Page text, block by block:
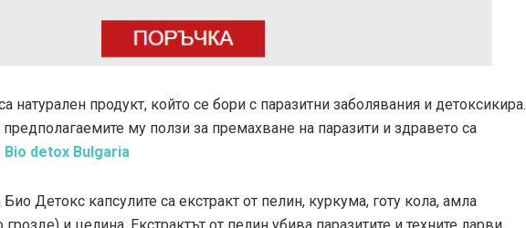
натурален продукт, който се бори с паразитни заболявания и детоксикира.
му ползи за премахване на паразити и здравето са
Bio detox Bulgaria
Детокс капсулите са екстракт от пелин, куркума, готу кола, амла